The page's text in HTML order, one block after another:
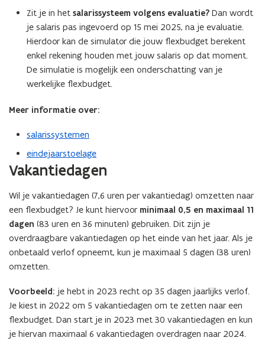
Zit je in het salarissysteem volgens evaluatie? Dan wordt
je salaris pas ingevoerd op 15 mei 2025, na je evaluatie.
Hierdoor kan de simulator die jouw flexbudget berekent
enkel rekening houden met jouw salaris op dat moment.
De simulatie is mogelijk een onderschatting van je
werkelijke flexbudget.
Meer informatie over:
salarissystemen
eindejaarstoelage
Vakantiedagen
Wil je vakantiedagen (7,6 uren per vakantiedag) omzetten naar
een flexbudget? Je kunt hiervoor minimaal 0,5 en maximaal 11
dagen (83 uren en 36 minuten) gebruiken. Dit zijn je
overdraagbare vakantiedagen op het einde van het jaar. Als je
onbetaald verlof opneemt, kun je maximaal 5 dagen (38 uren)
omzetten.
Voorbeeld: je hebt in 2023 recht op 35 dagen jaarlijks verlof.
Je kiest in 2022 om 5 vakantiedagen om te zetten naar een
flexbudget. Dan start je in 2023 met 30 vakantiedagen en kun
je hiervan maximaal 6 vakantiedagen overdragen naar 2024.